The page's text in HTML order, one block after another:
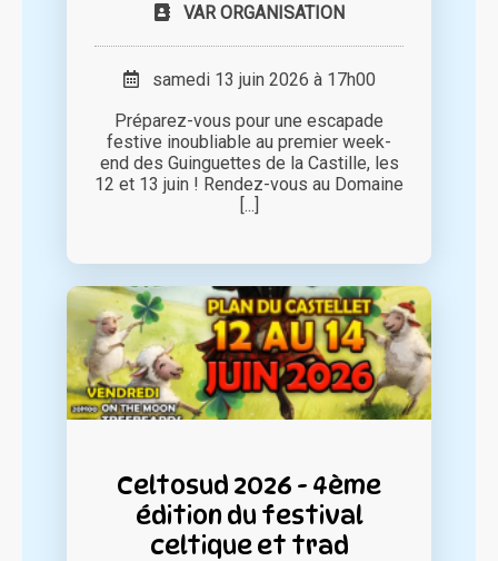
VAR ORGANISATION
samedi 13 juin 2026 à 17h00
Préparez-vous pour une escapade
festive inoubliable au premier week-
end des Guinguettes de la Castille, les
12 et 13 juin ! Rendez-vous au Domaine
[...]
Celtosud 2026 - 4ème
édition du festival
celtique et trad